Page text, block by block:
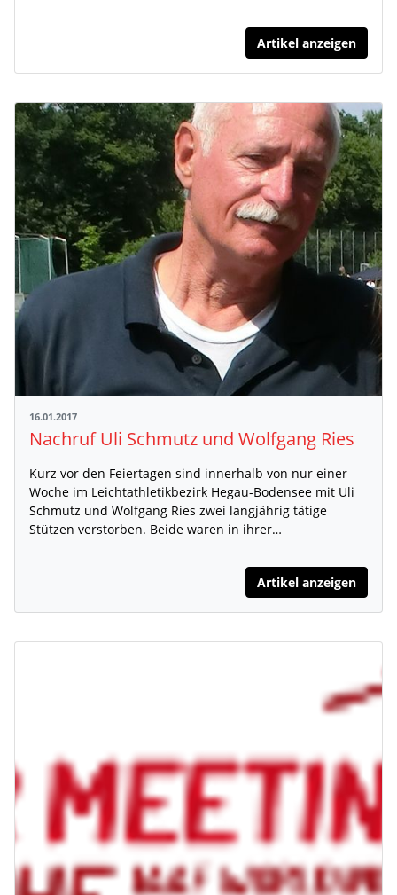
Artikel anzeigen
16.01.2017
Nachruf Uli Schmutz und Wolfgang Ries
Kurz vor den Feiertagen sind innerhalb von nur einer
Woche im Leichtathletikbezirk Hegau-Bodensee mit Uli
Schmutz und Wolfgang Ries zwei langjährig tätige
Stützen verstorben. Beide waren in ihrer…
Artikel anzeigen